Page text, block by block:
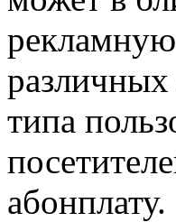
различных
типа
абонплату.